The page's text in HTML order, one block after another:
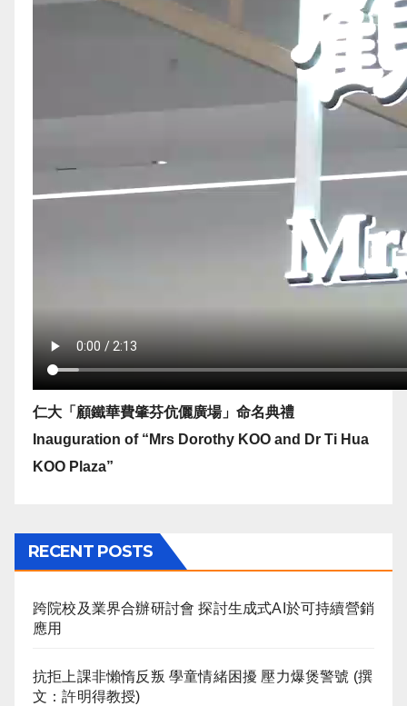
仁大「顧鐵華費肇芬伉儷廣場」命名典禮
Inauguration of “Mrs Dorothy KOO and Dr Ti Hua
KOO Plaza”
RECENT POSTS
跨院校及業界合辦研討會 探討生成式AI於可持續營銷
應用
抗拒上課非懶惰反叛 學童情緒困擾 壓力爆煲警號 (撰
文：許明得教授)